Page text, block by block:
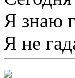
Я знаю
Я не